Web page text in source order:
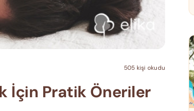
505 kişi okudu
İçin Pratik Öneriler